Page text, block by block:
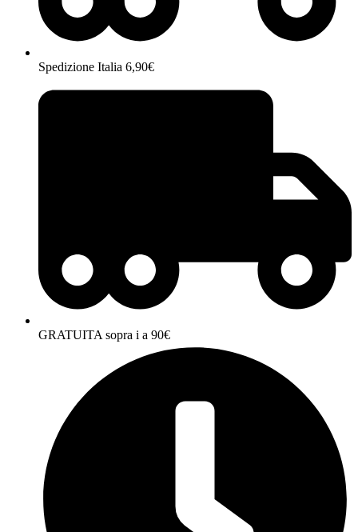
Spedizione Italia 6,90€
GRATUITA sopra i a 90€